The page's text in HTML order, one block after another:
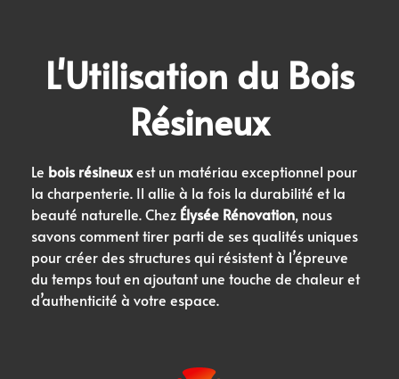
L'Utilisation du Bois
Résineux
Le bois résineuxest un matériau exceptionnel pour
la charpenterie. Il allie à la fois la durabilité et la
beauté naturelle. Chez Élysée Rénovation, nous
savons comment tirer parti de ses qualités uniques
pour créer des structures qui résistent à l’épreuve
du temps tout en ajoutant une touche de chaleur et
d’authenticité à votre espace.